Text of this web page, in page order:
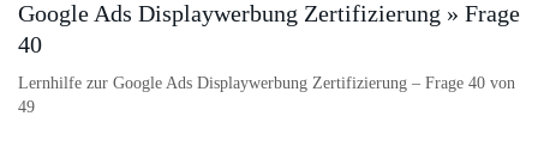
Google Ads Displaywerbung Zertifizierung » Frage
40
Lernhilfe zur Google Ads Displaywerbung Zertifizierung – Frage 40 von
49